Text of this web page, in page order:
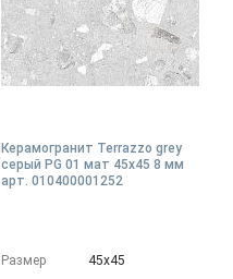
Керамогранит Terrazzo grey
серый PG 01 мат 45x45 8 мм
арт. 010400001252
Размер
45х45